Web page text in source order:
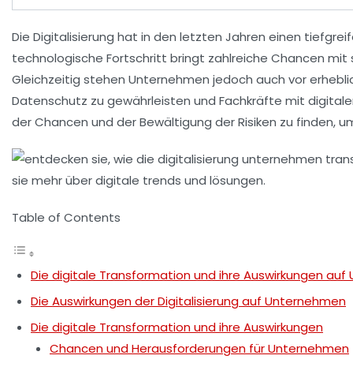
Die Digitalisierung hat in den letzten Jahren einen
technologische Fortschritt bringt zahlreiche Chancen mit
Gleichzeitig stehen Unternehmen jedoch auch vor
Datenschutz zu gewährleisten und Fachkräfte mit
der Chancen und der Bewältigung der Risiken zu finden,
Table of Contents
Die digitale Transformation und ihre Auswirkungen auf
Die Auswirkungen der Digitalisierung auf Unternehmen
Die digitale Transformation und ihre Auswirkungen
Chancen und Herausforderungen für Unternehmen